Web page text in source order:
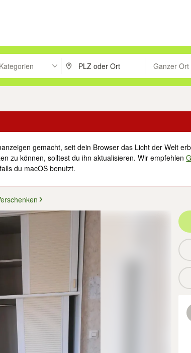
suchen, oder Vorschläge mit den Pfeiltasten nach
PLZ oder Ort eingeben. Eingabetaste
Ganzer Ort
Suche im
gemacht, seit dein Browser das Licht der Welt
zu können, solltest du ihn aktualisieren. Wir empfehlen
du macOS benutzt.